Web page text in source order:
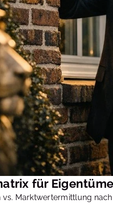
für
Marktwertermittlung